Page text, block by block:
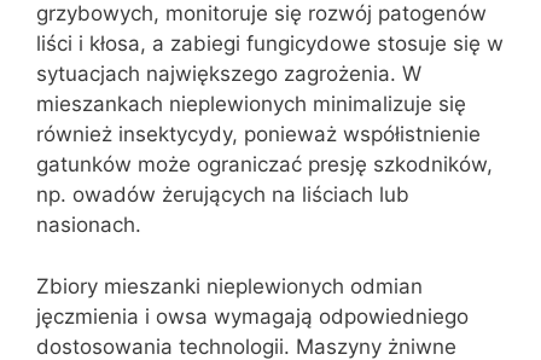
grzybowych, monitoruje się rozwój patogenów
liści i kłosa, a zabiegi fungicydowe stosuje się w
sytuacjach największego zagrożenia. W
mieszankach nieplewionych minimalizuje się
również insektycydy, ponieważ współistnienie
gatunków może ograniczać presję szkodników,
np. owadów żerujących na liściach lub
nasionach.
Zbiory mieszanki nieplewionych odmian
jęczmienia i owsa wymagają odpowiedniego
dostosowania technologii. Maszyny żniwne